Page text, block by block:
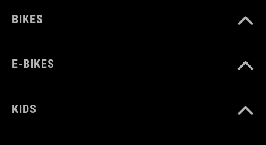
BIKES
E-BIKES
KIDS